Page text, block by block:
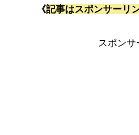
《記事はスポンサーリ
スポンサ